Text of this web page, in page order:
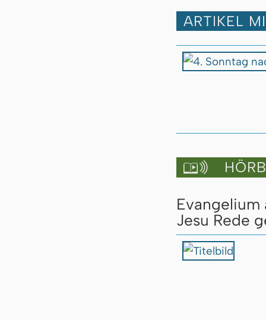
ARTIKEL

Evangelium
Jesu Rede